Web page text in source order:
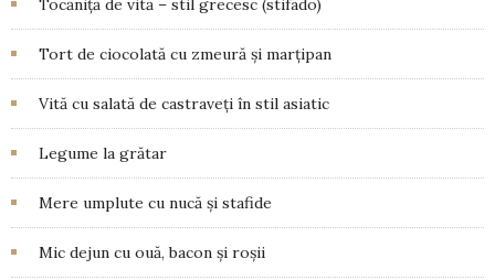
Tocăniță de vită – stil grecesc (stifado)
Tort de ciocolată cu zmeură și marțipan
Vită cu salată de castraveți în stil asiatic
Legume la grătar
Mere umplute cu nucă și stafide
Mic dejun cu ouă, bacon și roșii